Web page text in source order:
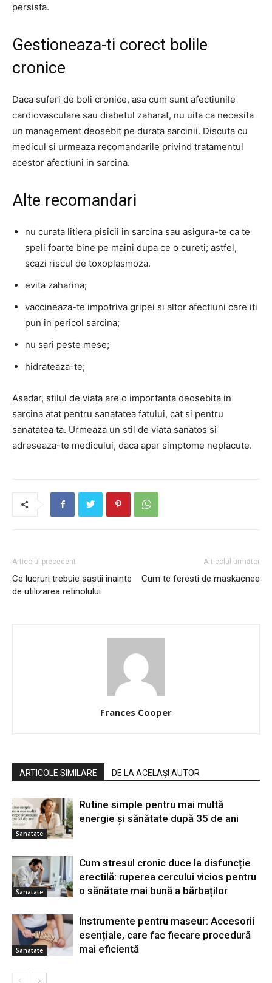
persista.
Gestioneaza-ti corect bolile
cronice
Daca suferi de boli cronice, asa cum sunt afectiunile
cardiovasculare sau diabetul zaharat, nu uita ca necesita
un management deosebit pe durata sarcinii. Discuta cu
medicul si urmeaza recomandarile privind tratamentul
acestor afectiuni in sarcina.
Alte recomandari
nu curata litiera pisicii in sarcina sau asigura-te ca te
speli foarte bine pe maini dupa ce o cureti; astfel,
scazi riscul de toxoplasmoza.
evita zaharina;
vaccineaza-te impotriva gripei si altor afectiuni care iti
pun in pericol sarcina;
nu sari peste mese;
hidrateaza-te;
Asadar, stilul de viata are o importanta deosebita in
sarcina atat pentru sanatatea fatului, cat si pentru
sanatatea ta. Urmeaza un stil de viata sanatos si
adreseaza-te medicului, daca apar simptome neplacute.
Articolul precedent
Ce lucruri trebuie sastii înainte
de utilizarea retinolului
Articolul următor
Cum te feresti de maskacnee
Frances Cooper
ARTICOLE SIMILARE DE LA ACELAȘI AUTOR
Sanatate
Rutine simple pentru mai multă
energie și sănătate după 35 de ani
Sanatate
Cum stresul cronic duce la disfuncție
erectilă: ruperea cercului vicios pentru
o sănătate mai bună a bărbaților
Sanatate
Instrumente pentru maseur: Accesorii
esențiale, care fac fiecare procedură
mai eficientă